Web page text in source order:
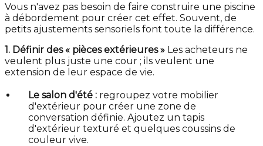
Vous n'avez pas besoin de faire construire une piscine
à débordement pour créer cet effet. Souvent, de
petits ajustements sensoriels font toute la différence.
1. Définir des « pièces extérieures » Les acheteurs ne
veulent plus juste une cour ; ils veulent une
extension de leur espace de vie.
Le salon d'été : regroupez votre mobilier
d'extérieur pour créer une zone de
conversation définie. Ajoutez un tapis
d'extérieur texturé et quelques coussins de
couleur vive.